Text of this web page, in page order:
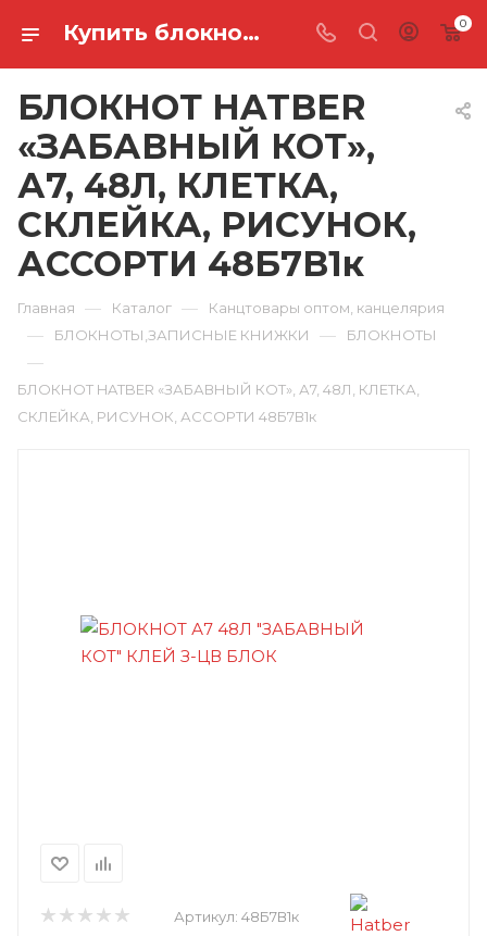
Купить блокнот hatber «забавный кот», а7, 48л, клетка, склейка, рисунок, ассорти 48Б7В1к в Ростове-на-Дону 0
БЛОКНОТ HATBER
«ЗАБАВНЫЙ КОТ»,
А7, 48Л, КЛЕТКА,
СКЛЕЙКА, РИСУНОК,
АССОРТИ 48Б7В1к
Главная — Каталог — Канцтовары оптом, канцелярия
— БЛОКНОТЫ,ЗАПИСНЫЕ КНИЖКИ — БЛОКНОТЫ
—
БЛОКНОТ HATBER «ЗАБАВНЫЙ КОТ», А7, 48Л, КЛЕТКА,
СКЛЕЙКА, РИСУНОК, АССОРТИ 48Б7В1к
Артикул: 48Б7В1к